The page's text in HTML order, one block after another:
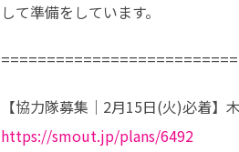
して準備をしています。
https://smout.jp/plans/6492